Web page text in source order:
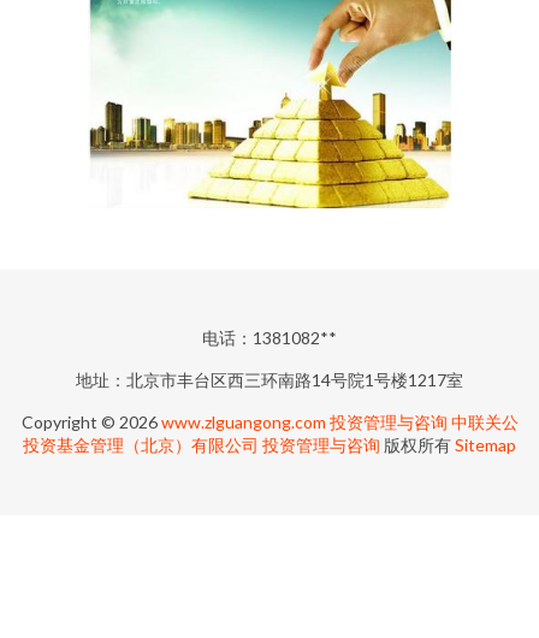
电话：1381082**
地址：北京市丰台区西三环南路14号院1号楼1217室
Copyright © 2026www.zlguangong.com 投资管理与咨询 中联关公
投资基金管理（北京）有限公司 投资管理与咨询 版权所有Sitemap